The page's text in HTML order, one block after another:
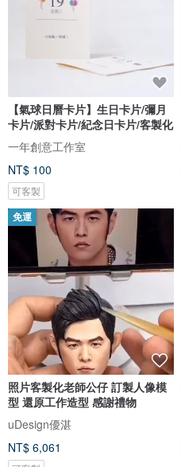
【氣球日曆卡片】生日卡片/彌月
卡片/派對卡片/紀念日卡片/客製化
一年創意工作室
NT$ 100
可客製
免運
照片客製化老師公仔 訂製人像模
型 還原工作造型 感謝禮物
uDesign優湛
NT$ 6,061